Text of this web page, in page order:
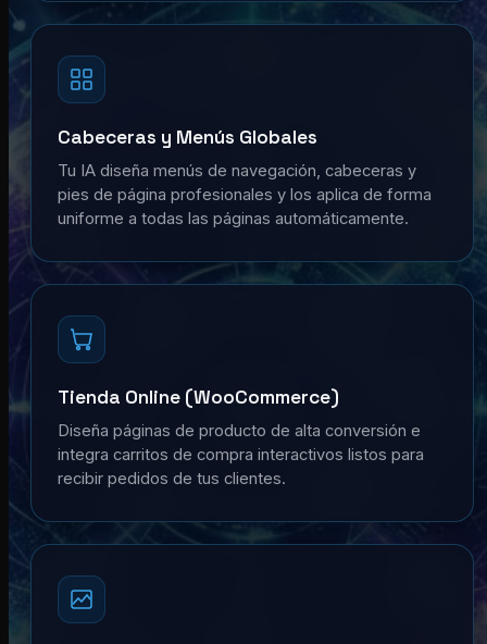
Cabeceras y Menús Globales
Tu IA diseña menús de navegación, cabeceras y
pies de página profesionales y los aplica de forma
uniforme a todas las páginas automáticamente.
Tienda Online (WooCommerce)
Diseña páginas de producto de alta conversión e
integra carritos de compra interactivos listos para
recibir pedidos de tus clientes.